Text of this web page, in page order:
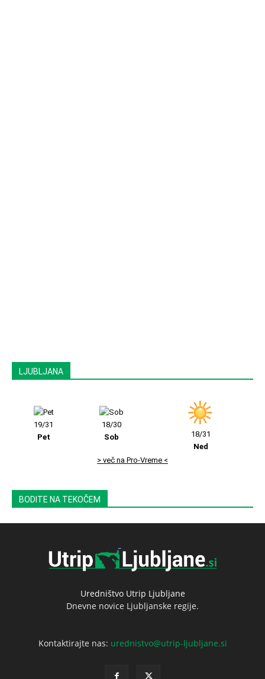
LJUBLJANA
19/31
Pet
18/30
Sob
18/31
Ned
> več na Pro-Vreme <
BODITE NA TEKOČEM
Uredništvo Utrip Ljubljane
Dnevne novice Ljubljanske regije.
Kontaktirajte nas: urednistvo@utrip-ljubljane.si